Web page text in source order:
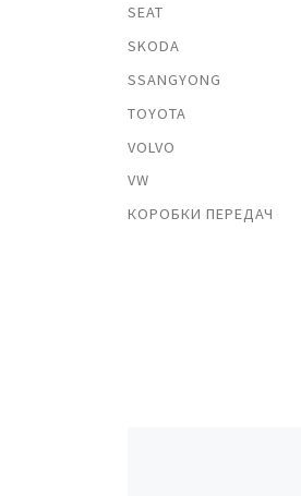
SEAT
SKODA
SSANGYONG
TOYOTA
VOLVO
VW
КОРОБКИ ПЕРЕДАЧ